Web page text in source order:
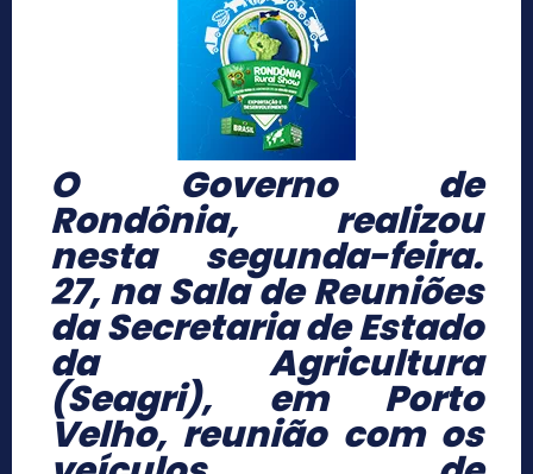
O Governo de
Rondônia, realizou
nesta segunda-feira.
27, na Sala de Reuniões
da Secretaria de Estado
da Agricultura
(Seagri), em Porto
Velho, reunião com os